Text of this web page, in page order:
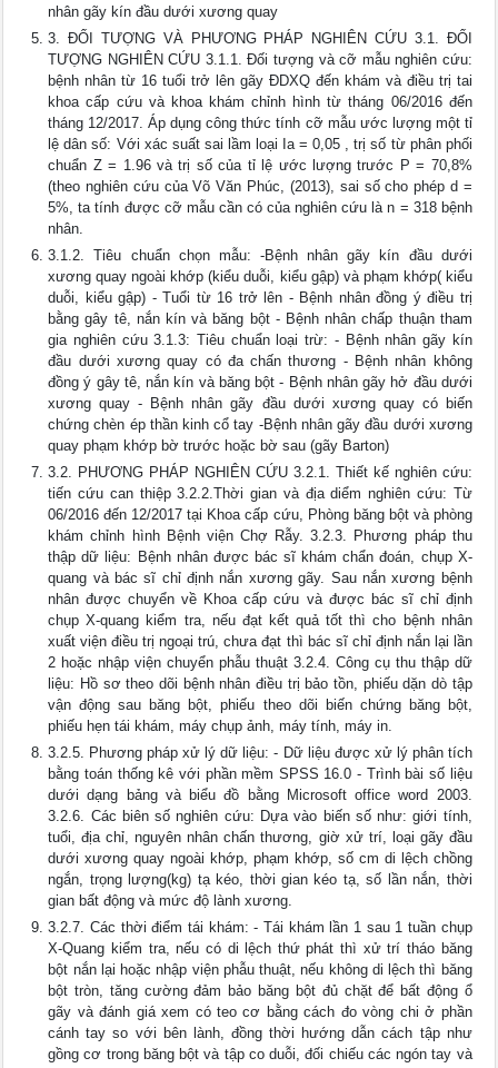
nhân gãy kín đầu dưới xương quay
3. ĐỐI TƯỢNG VÀ PHƯƠNG PHÁP NGHIÊN CỨU 3.1. ĐỐI
TƯỢNG NGHIÊN CỨU 3.1.1. Đối tượng và cỡ mẫu nghiên cứu:
bệnh nhân từ 16 tuổi trở lên gãy ĐDXQ đến khám và điều trị tai
khoa cấp cứu và khoa khám chỉnh hình từ tháng 06/2016 đến
tháng 12/2017. Áp dụng công thức tính cỡ mẫu ước lượng một tỉ
lệ dân số: Với xác suất sai lầm loại Ia = 0,05 , trị số từ phân phối
chuẩn Z = 1.96 và trị số của tỉ lệ ước lượng trước P = 70,8%
(theo nghiên cứu của Võ Văn Phúc, (2013), sai số cho phép d =
5%, ta tính được cỡ mẫu cần có của nghiên cứu là n = 318 bệnh
nhân.
3.1.2. Tiêu chuẩn chọn mẫu: -Bệnh nhân gãy kín đầu dưới
xương quay ngoài khớp (kiểu duỗi, kiểu gập) và phạm khớp( kiểu
duỗi, kiểu gập) - Tuổi từ 16 trở lên - Bệnh nhân đồng ý điều trị
bằng gây tê, nắn kín và băng bột - Bệnh nhân chấp thuận tham
gia nghiên cứu 3.1.3: Tiêu chuẩn loại trừ: - Bệnh nhân gãy kín
đầu dưới xương quay có đa chấn thương - Bệnh nhân không
đồng ý gây tê, nắn kín và băng bột - Bệnh nhân gãy hở đầu dưới
xương quay - Bệnh nhân gãy đầu dưới xương quay có biến
chứng chèn ép thần kinh cổ tay -Bệnh nhân gãy đầu dưới xương
quay phạm khớp bờ trước hoặc bờ sau (gãy Barton)
3.2. PHƯƠNG PHÁP NGHIÊN CỨU 3.2.1. Thiết kế nghiên cứu:
tiến cứu can thiệp 3.2.2.Thời gian và địa diểm nghiên cứu: Từ
06/2016 đến 12/2017 tại Khoa cấp cứu, Phòng băng bột và phòng
khám chỉnh hình Bệnh viện Chợ Rẫy. 3.2.3. Phương pháp thu
thập dữ liệu: Bệnh nhân được bác sĩ khám chẩn đoán, chụp X-
quang và bác sĩ chỉ định nắn xương gãy. Sau nắn xương bệnh
nhân được chuyển về Khoa cấp cứu và được bác sĩ chỉ định
chụp X-quang kiểm tra, nếu đạt kết quả tốt thì cho bệnh nhân
xuất viện điều trị ngoại trú, chưa đạt thì bác sĩ chỉ định nắn lại lần
2 hoặc nhập viện chuyển phẫu thuật 3.2.4. Công cụ thu thập dữ
liệu: Hồ sơ theo dõi bệnh nhân điều trị bảo tồn, phiếu dặn dò tập
vận động sau băng bột, phiếu theo dõi biến chứng băng bột,
phiếu hẹn tái khám, máy chụp ảnh, máy tính, máy in.
3.2.5. Phương pháp xử lý dữ liệu: - Dữ liệu được xử lý phân tích
bằng toán thống kê với phần mềm SPSS 16.0 - Trình bài số liệu
dưới dạng bảng và biểu đồ bằng Microsoft office word 2003.
3.2.6. Các biên số nghiên cứu: Dựa vào biến số như: giới tính,
tuổi, địa chỉ, nguyên nhân chấn thương, giờ xử trí, loại gãy đầu
dưới xương quay ngoài khớp, phạm khớp, số cm di lệch chồng
ngắn, trọng lượng(kg) tạ kéo, thời gian kéo tạ, số lần nắn, thời
gian bất động và mức độ lành xương.
3.2.7. Các thời điểm tái khám: - Tái khám lần 1 sau 1 tuần chụp
X-Quang kiểm tra, nếu có di lệch thứ phát thì xử trí tháo băng
bột nắn lại hoặc nhập viện phẫu thuật, nếu không di lệch thì băng
bột tròn, tăng cường đảm bảo băng bột đủ chặt để bất động ổ
gãy và đánh giá xem có teo cơ bằng cách đo vòng chi ở phần
cánh tay so với bên lành, đồng thời hướng dẫn cách tập như
gồng cơ trong băng bột và tập co duỗi, đối chiếu các ngón tay và